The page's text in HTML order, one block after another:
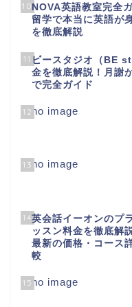
10NOVA英語教室完全
留学で本当に英語が
を徹底解説
11 ビースタジオ（BE
金を徹底解説！月謝
で完全ガイド
12
13
14英会話イーオンのプ
ッスン料金を徹底解
最新の価格・コース
較
15